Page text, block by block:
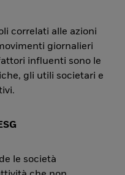
correlati alle azioni
giornalieri
influenti sono le
gli utili societari e
le società